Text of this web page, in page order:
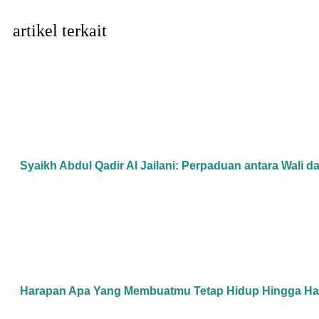
artikel terkait
Syaikh Abdul Qadir Al Jailani: Perpaduan antara Wali
Harapan Apa Yang Membuatmu Tetap Hidup Hingga